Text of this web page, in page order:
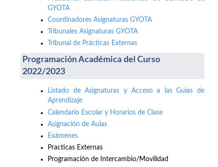
GYOTA
Coordinadores Asignaturas GYOTA
Tribunales Asignaturas GYOTA
Tribunal de Prácticas Externas
Programación Académica del Curso
2022/2023
Listado de Asignaturas y Acceso a las Guías de
Aprendizaje
Calendario Escolar y Horarios de Clase
Asignación de Aulas
Exámenes
Practicas Externas
Programación de Intercambio/Movilidad